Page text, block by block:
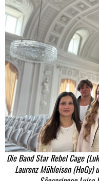
Die Band Star Rebel Cage
Laurenz Mühleisen